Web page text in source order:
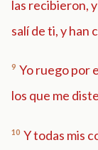
las recibieron,
salí de ti, y han
9 Yo ruego por
los que me
10 Y todas mis